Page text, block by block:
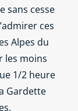
sans cesse
ces
Alpes du
les moins
1/2 heure
Gardette